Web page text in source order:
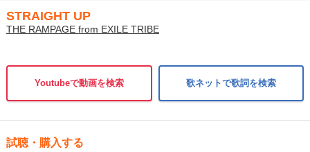
STRAIGHT UP
THE RAMPAGE from EXILE TRIBE
Youtubeで動画を検索 歌ネットで歌詞を検索
試聴・購入する